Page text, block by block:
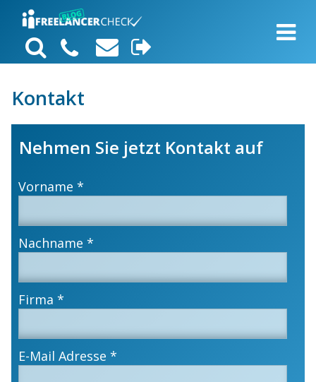
Kontakt
Nehmen Sie jetzt Kontakt auf